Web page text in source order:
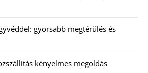
gyorsabb megtérülés és
kényelmes megoldás